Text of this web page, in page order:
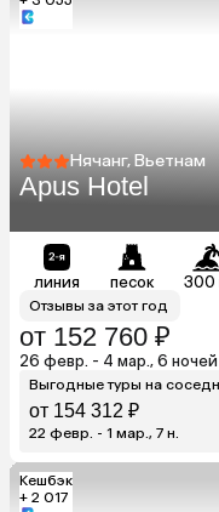
Нячанг, Вьетнам
Apus Hotel
линия песок 300
Отзывы за этот год
от 152 760 ₽
26 февр. - 4 мар., 6 ночей
Выгодные туры на
от 154 312 ₽
22 февр. - 1 мар., 7 н.
Кешбэк
+ 2 017